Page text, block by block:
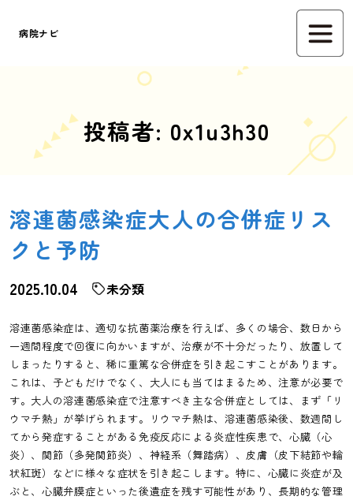
病院ナビ
投稿者: 0x1u3h30
溶連菌感染症大人の合併症リス
クと予防
2025.10.04 未分類
溶連菌感染症は、適切な抗菌薬治療を行えば、多くの場合、数日から
一週間程度で回復に向かいますが、治療が不十分だったり、放置して
しまったりすると、稀に重篤な合併症を引き起こすことがあります。
これは、子どもだけでなく、大人にも当てはまるため、注意が必要で
す。大人の溶連菌感染症で注意すべき主な合併症としては、まず「リ
ウマチ熱」が挙げられます。リウマチ熱は、溶連菌感染後、数週間し
てから発症することがある免疫反応による炎症性疾患で、心臓（心
炎）、関節（多発関節炎）、神経系（舞踏病）、皮膚（皮下結節や輪
状紅斑）などに様々な症状を引き起こします。特に、心臓に炎症が及
ぶと、心臓弁膜症といった後遺症を残す可能性があり、長期的な管理